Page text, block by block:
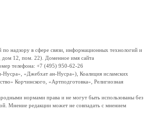
надзору в сфере связи, информационных технологий и
дом 12, пом. 22). Доменное имя сайта
телефона: +7 (495) 950-62-26
«Джебхат ан-Нусра»), Коалиция исламских
Корчинского, «Артподготовка», Религиозная
нормами права и не могут быть использованы без
Мнение редакции может не совпадать с мнением